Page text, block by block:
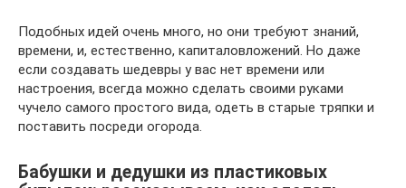
Подобных идей очень много, но они требуют знаний,
времени, и, естественно, капиталовложений. Но даже
если создавать шедевры у вас нет времени или
настроения, всегда можно сделать своими руками
чучело самого простого вида, одеть в старые тряпки и
поставить посреди огорода.
Бабушки и дедушки из пластиковых